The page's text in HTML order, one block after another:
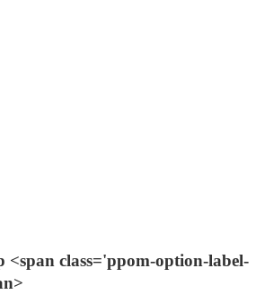
<span class='ppom-option-label-